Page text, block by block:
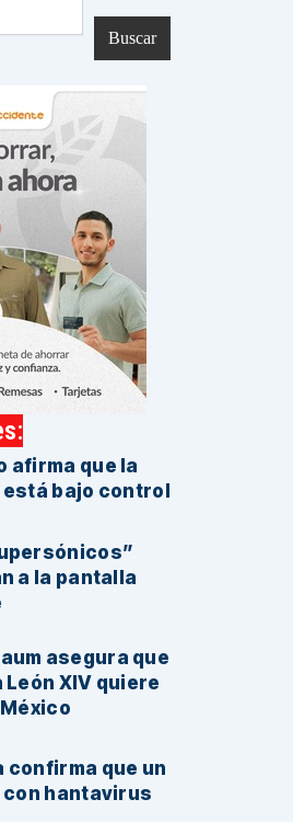
afirma que la
bajo control
a la pantalla
asegura que
León XIV quiere
confirma que un
hantavirus